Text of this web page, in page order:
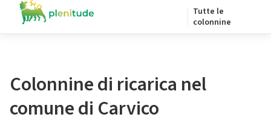
Tutte le
colonnine
Colonnine di ricarica nel
comune di Carvico